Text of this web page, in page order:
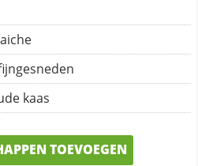
kaas
TOEVOEGEN